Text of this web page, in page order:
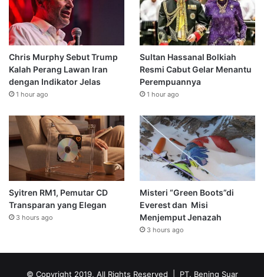
Chris Murphy Sebut Trump
Kalah Perang Lawan Iran
dengan Indikator Jelas
1 hour ago
Sultan Hassanal Bolkiah
Resmi Cabut Gelar Menantu
Perempuannya
1 hour ago
Syitren RM1, Pemutar CD
Transparan yang Elegan
3 hours ago
Misteri “Green Boots”di
Everest dan Misi
Menjemput Jenazah
3 hours ago
© Copyright 2019, All Rights Reserved | PT. Bening Suar